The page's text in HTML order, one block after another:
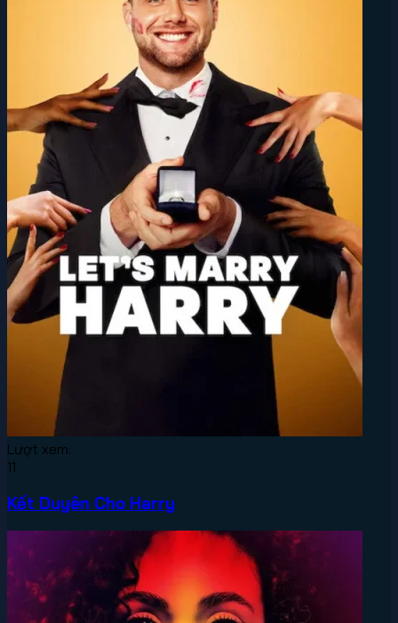
Lượt xem:
11
Kết Duyên Cho Harry